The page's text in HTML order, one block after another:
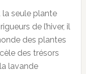
la seule plante
de l’hiver, il
des plantes
des trésors
lavande